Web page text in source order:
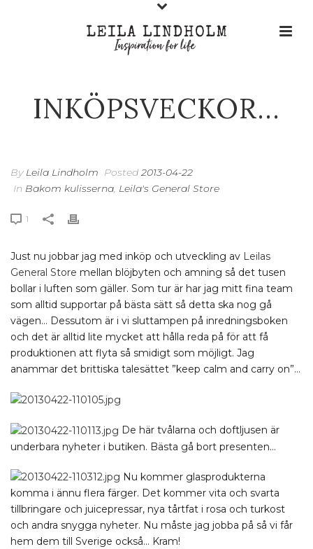
INKÖPSVECKOR…
By Leila Lindholm Posted 2013-04-22
In Bakom kulisserna, Leila's General Store
1
Just nu jobbar jag med inköp och utveckling av Leilas
General Store mellan blöjbyten och amning så det tusen
bollar i luften som gäller. Som tur är har jag mitt fina team
som alltid supportar på bästa sätt så detta ska nog gå
vägen… Dessutom är i vi sluttampen på inredningsboken
och det är alltid lite mycket att hålla reda på för att få
produktionen att flyta så smidigt som möjligt. Jag
anammar det brittiska talesättet ”keep calm and carry on”…
De här tvålarna och doftljusen är
underbara nyheter i butiken. Bästa gå bort presenten…
Nu kommer glasprodukterna
komma i ännu flera färger. Det kommer vita och svarta
tillbringare och juicepressar, nya tårtfat i rosa och turkost
och andra snygga nyheter. Nu måste jag jobba på så vi får
hem dem till Sverige också… Kram!